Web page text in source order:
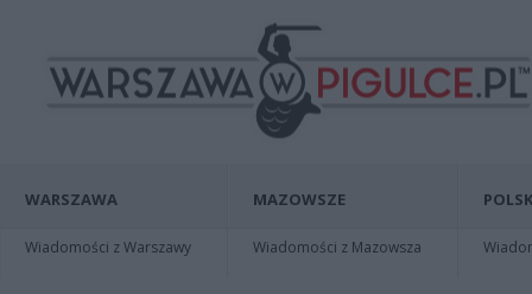
WARSZAWA
Wiadomości z Warszawy
MAZOWSZE
Wiadomości z Mazowsza